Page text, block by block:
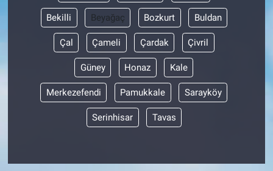
Bekilli Beyağaç Bozkurt Buldan
Çal Çameli Çardak Çivril
Güney Honaz Kale
Merkezefendi Pamukkale Sarayköy
Serinhisar Tavas